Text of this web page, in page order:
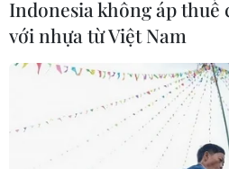
Indonesia không áp thuế
với nhựa từ Việt Nam